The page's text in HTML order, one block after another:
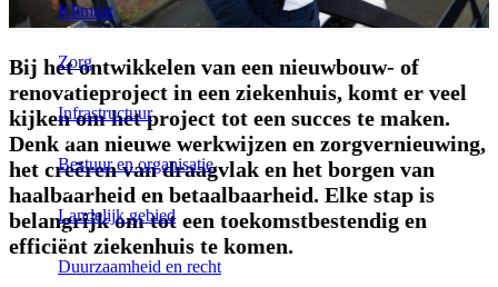
Klimaat
Zorg
Infrastructuur
Bestuur en organisatie
Landelijk gebied
Duurzaamheid en recht
Bij het ontwikkelen van een nieuwbouw- of
renovatieproject in een ziekenhuis, komt er veel
kijken om het project tot een succes te maken.
Denk aan nieuwe werkwijzen en zorgvernieuwing,
het creëren van draagvlak en het borgen van
haalbaarheid en betaalbaarheid. Elke stap is
belangrijk om tot een toekomstbestendig en
efficiënt ziekenhuis te komen.